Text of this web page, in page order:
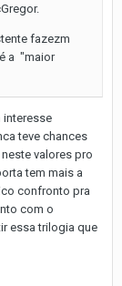
fazezm
a "maior
interesse
teve chances
valores pro
tem mais a
confronto pra
com o
essa trilogia que